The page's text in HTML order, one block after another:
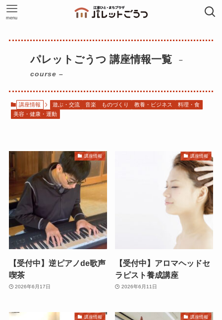
menu
パレットごうつ 講座情報一覧
–
course –
講座情報 遊ぶ・交流 音楽 ものづくり 教養・ビジネス
料理・食
美容・健康・運動
講座情報
【受付中】逆ピアノde歌声
喫茶
2026年6月17日
講座情報
【受付中】アロマヘッドセ
ラピスト養成講座
2026年6月11日
講座情報 講座情報